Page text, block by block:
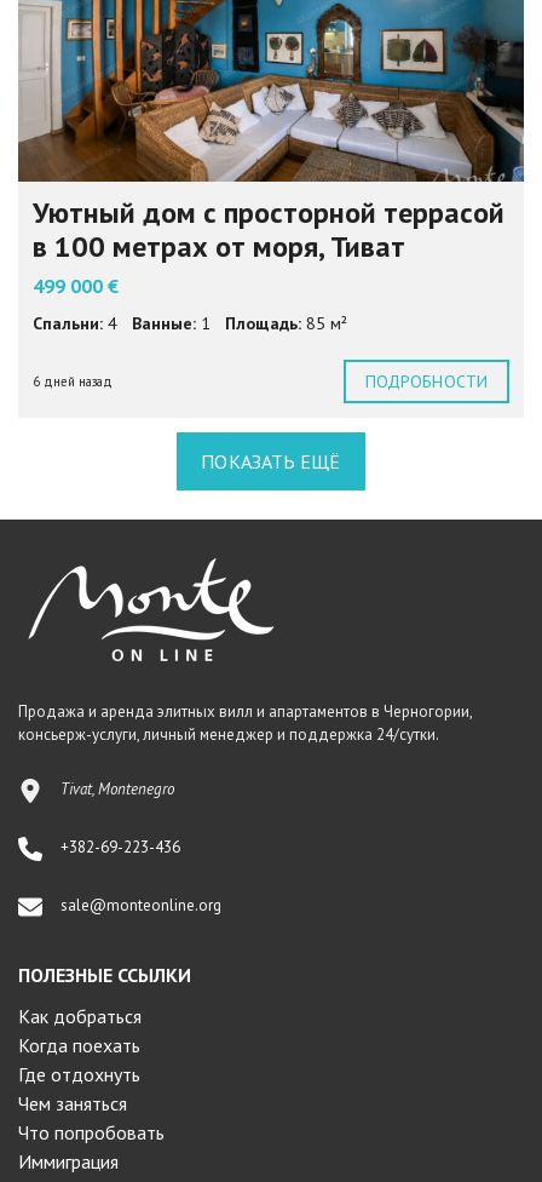
Уютный дом с просторной террасой
в 100 метрах от моря, Тиват
499 000 €
Спальни: 4 Ванные: 1 Площадь: 85 м²
6 дней назад ПОДРОБНОСТИ
ПОКАЗАТЬ ЕЩЁ
Продажа и аренда элитных вилл и апартаментов в Черногории,
консьерж-услуги, личный менеджер и поддержка 24/сутки.
Tivat, Montenegro
+382-69-223-436
sale@monteonline.org
ПОЛЕЗНЫЕ ССЫЛКИ
Как добраться
Когда поехать
Где отдохнуть
Чем заняться
Что попробовать
Иммиграция